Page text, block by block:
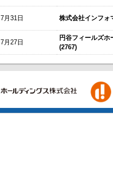
静銀リース株式会社との業務
「熊本中央センター」 新規開
自己株式の取得および自己株
コーポレート・ガバナンスに
オープンアップグループ(2154)
今すぐ
2026年6月期 通期決算説明資料
京写(6837)
2027年３月期 第１四半期決算
7月31日 株式会社インフォ
7月27日
円谷フィールズホ
(2767)
新規掲載企業